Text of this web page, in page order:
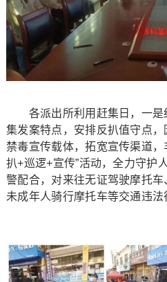
各派出所利用赶集日，一是
集发案特点，安排反扒值守点，
禁毒宣传载体，拓宽宣传渠道，
扒+巡逻+宣传”活动，全力守护
警配合，对来往无证驾驶摩托车
未成年人骑行摩托车等交通违法